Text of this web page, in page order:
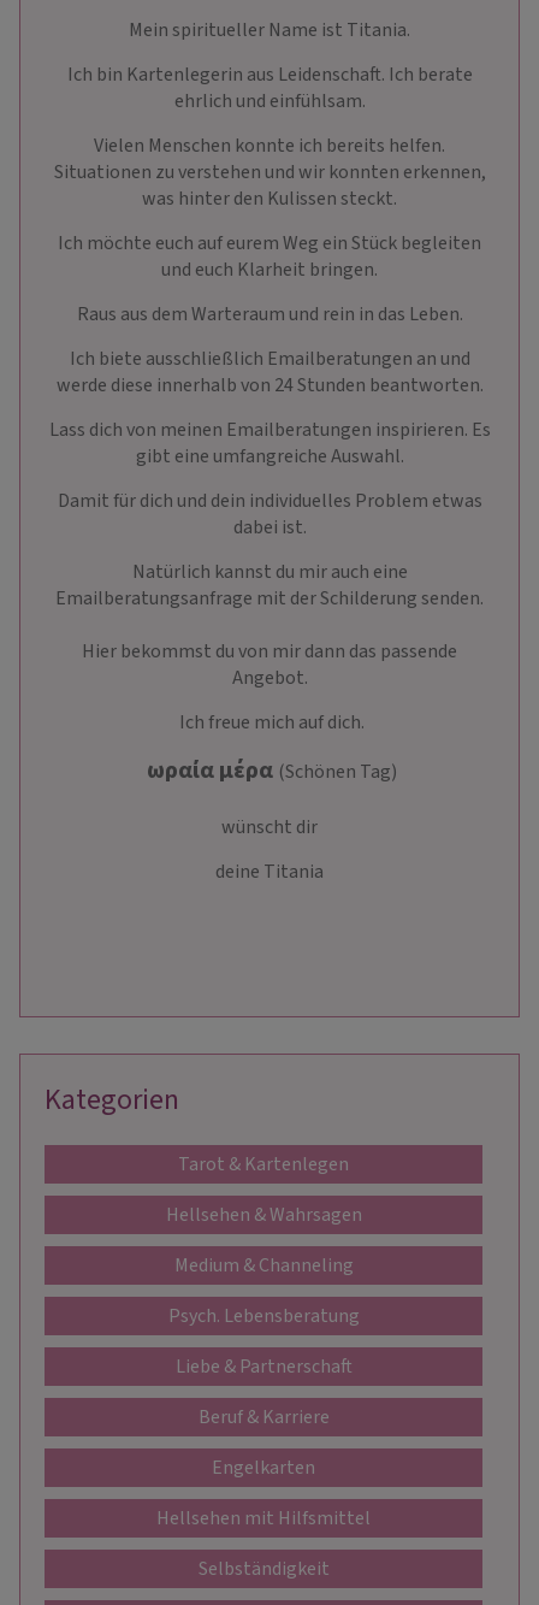
Mein spiritueller Name ist Titania.
Ich bin Kartenlegerin aus Leidenschaft. Ich berate
ehrlich und einfühlsam.
Vielen Menschen konnte ich bereits helfen.
Situationen zu verstehen und wir konnten erkennen,
was hinter den Kulissen steckt.
Ich möchte euch auf eurem Weg ein Stück begleiten
und euch Klarheit bringen.
Raus aus dem Warteraum und rein in das Leben.
Ich biete ausschließlich Emailberatungen an und
werde diese innerhalb von 24 Stunden beantworten.
Lass dich von meinen Emailberatungen inspirieren. Es
gibt eine umfangreiche Auswahl.
Damit für dich und dein individuelles Problem etwas
dabei ist.
Natürlich kannst du mir auch eine
Emailberatungsanfrage mit der Schilderung senden.
Hier bekommst du von mir dann das passende
Angebot.
Ich freue mich auf dich.
ωραία μέρα (Schönen Tag)
wünscht dir
deine Titania
Kategorien
Tarot & Kartenlegen
Hellsehen & Wahrsagen
Medium & Channeling
Psych. Lebensberatung
Liebe & Partnerschaft
Beruf & Karriere
Engelkarten
Hellsehen mit Hilfsmittel
Selbständigkeit